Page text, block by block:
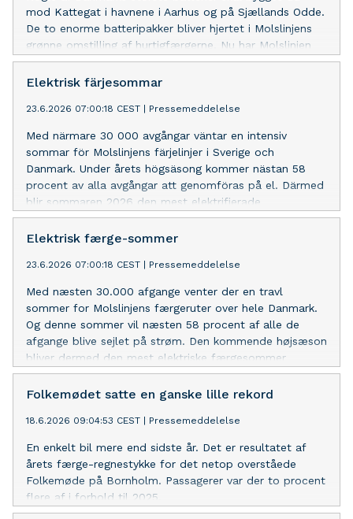
mod Kattegat i havnene i Aarhus og på Sjællands Odde.
De to enorme batteripakker bliver hjertet i Molslinjens
grønne omstilling af hurtigfærgerne. Nu har Molslinjen
valgt BOS Power til at bygge batterierne til verdens
største elektrificeringsprojekt til søs.
Elektrisk färjesommar
23.6.2026 07:00:18 CEST Pressemeddelelse
Med närmare 30 000 avgångar väntar en intensiv
sommar för Molslinjens färjelinjer i Sverige och
Danmark. Under årets högsäsong kommer nästan 58
procent av alla avgångar att genomföras på el. Därmed
blir sommaren 2026 den mest elektrifierade
färjesommaren hittills.
Elektrisk færge-sommer
23.6.2026 07:00:18 CEST Pressemeddelelse
Med næsten 30.000 afgange venter der en travl
sommer for Molslinjens færgeruter over hele Danmark.
Og denne sommer vil næsten 58 procent af alle de
afgange blive sejlet på strøm. Den kommende højsæson
bliver dermed den mest elektriske færgesommer
nogensinde.
Folkemødet satte en ganske lille rekord
18.6.2026 09:04:53 CEST Pressemeddelelse
En enkelt bil mere end sidste år. Det er resultatet af
årets færge-regnestykke for det netop overståede
Folkemøde på Bornholm. Passagerer var der to procent
flere af i forhold til 2025.